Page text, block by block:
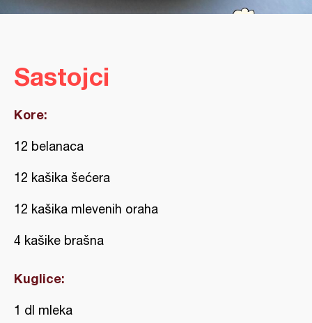
Sastojci
Kore:
12 belanaca
12 kašika šećera
12 kašika mlevenih oraha
4 kašike brašna
Kuglice:
1 dl mleka